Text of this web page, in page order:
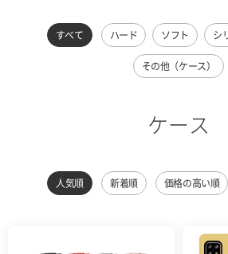
すべて ハード ソフト シ
その他（ケース）
ケース
人気順 新着順 価格の高い順